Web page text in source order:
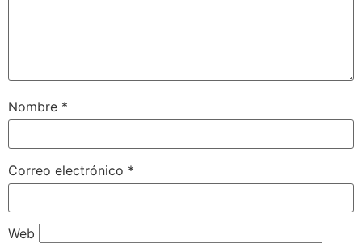
Nombre *
Correo electrónico *
Web